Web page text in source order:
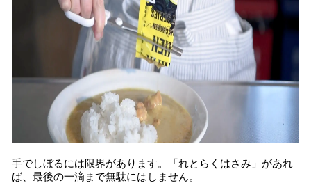
手でしぼるには限界があります。「れとらくはさみ」があれ
ば、最後の一滴まで無駄にはしません。